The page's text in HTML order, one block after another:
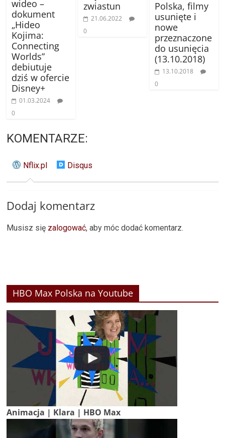
wideo –
dokument
„Hideo
Kojima:
Connecting
Worlds”
debiutuje
dziś w ofercie
Disney+
01.03.2024
0
zwiastun
21.06.2022
0
Polska, filmy
usunięte i
nowe
przeznaczone
do usunięcia
(13.10.2018)
13.10.2018
0
KOMENTARZE:
Nflix.pl Disqus
Dodaj komentarz
Musisz się zalogować, aby móc dodać komentarz.
HBO Max Polska na Youtube
Animacja | Klara | HBO Max